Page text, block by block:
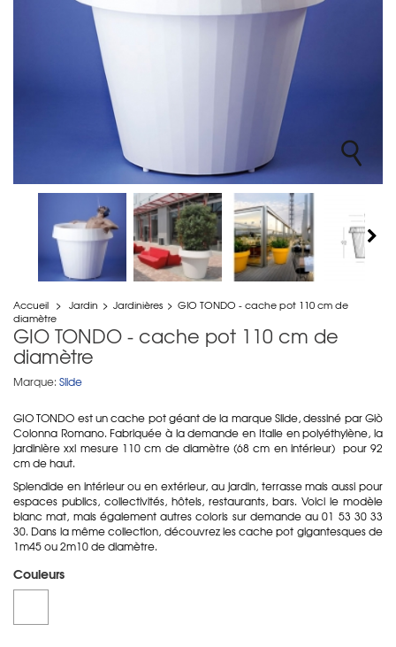
Accueil > Jardin > Jardinières > GIO TONDO - cache pot 110 cm de
diamètre
GIO TONDO - cache pot 110 cm de
diamètre
Marque: Slide
GIO TONDO est un cache pot géant de la marque Slide, dessiné par Giò
Colonna Romano. Fabriquée à la demande en Italie en polyéthylène, la
jardinière xxl mesure 110 cm de diamètre (68 cm en intérieur) pour 92
cm de haut.
Splendide en intérieur ou en extérieur, au jardin, terrasse mais aussi pour
espaces publics, collectivités, hôtels, restaurants, bars. Voici le modèle
blanc mat, mais également autres coloris sur demande au 01 53 30 33
30. Dans la même collection, découvrez les cache pot gigantesques de
1m45 ou 2m10 de diamètre.
Couleurs